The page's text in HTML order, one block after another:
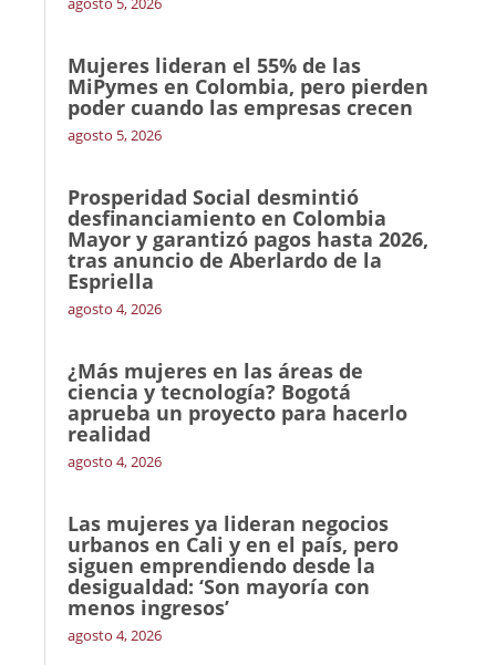
Mujeres lideran el 55% de las
MiPymes en Colombia, pero pierden
poder cuando las empresas crecen
agosto 5, 2026
Prosperidad Social desmintió
desfinanciamiento en Colombia
Mayor y garantizó pagos hasta 2026,
tras anuncio de Aberlardo de la
Espriella
agosto 4, 2026
¿Más mujeres en las áreas de
ciencia y tecnología? Bogotá
aprueba un proyecto para hacerlo
realidad
agosto 4, 2026
Las mujeres ya lideran negocios
urbanos en Cali y en el país, pero
siguen emprendiendo desde la
desigualdad: ‘Son mayoría con
menos ingresos’
agosto 4, 2026